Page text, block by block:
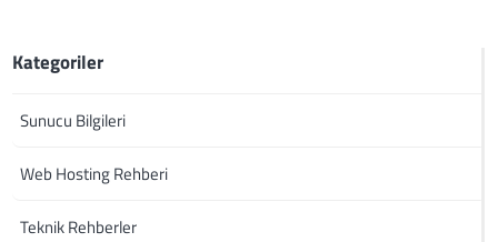
Kategoriler
Sunucu Bilgileri
Web Hosting Rehberi
Teknik Rehberler